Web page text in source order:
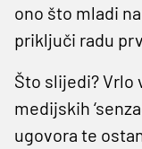
ono što mladi
priključi radu
Što slijedi? Vrlo
medijskih
ugovora te